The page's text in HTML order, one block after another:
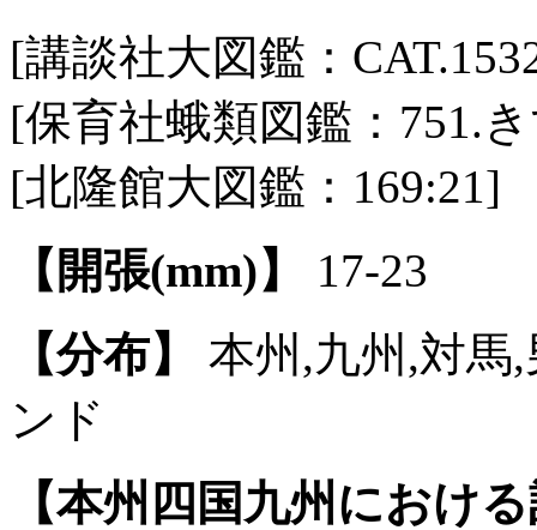
[講談社大図鑑：
[保育社蛾類図鑑：751.
[北隆館大図鑑：169:21]
【開張(mm)】
17-23
【分布】
本州,九州,対馬
ンド
【本州四国九州におけ